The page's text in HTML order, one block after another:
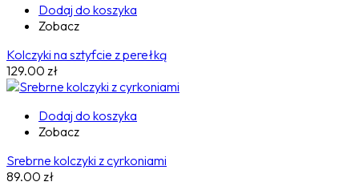
Dodaj do koszyka
Zobacz
Kolczyki na sztyfcie z perełką
129.00 zł
Dodaj do koszyka
Zobacz
Srebrne kolczyki z cyrkoniami
89.00 zł